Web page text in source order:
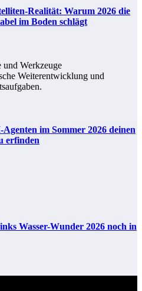
Realität: Warum 2026 die
im Boden schlägt
im Sommer 2026 deinen
erfinden
Wasser-Wunder 2026 noch in